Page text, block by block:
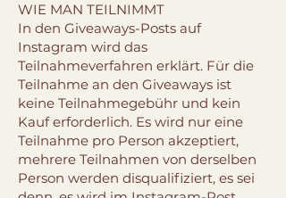
WIE MAN TEILNIMMT
In den Giveaways-Posts auf
Instagram wird das
Teilnahmeverfahren erklärt. Für die
Teilnahme an den Giveaways ist
keine Teilnahmegebühr und kein
Kauf erforderlich. Es wird nur eine
Teilnahme pro Person akzeptiert,
mehrere Teilnahmen von derselben
Person werden disqualifiziert, es sei